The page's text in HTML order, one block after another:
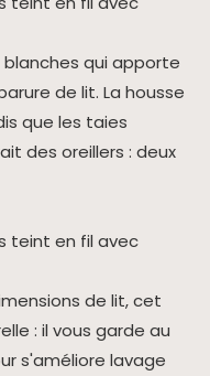
qui apporte
de lit. La housse
que les taies
des oreillers : deux
de lit, cet
: il vous garde au
s'améliore lavage